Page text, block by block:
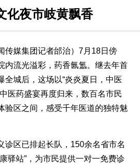
化夜市岐黄飘香
传媒集团记者邰治）7月18日傍
内流光溢彩，药香氤氲。继去年首
全城后，这场以“炎炎夏日，中医
医药盛宴再度归来，数百名市民
验区之间，感受千年医道的独特魅
诊区已排起长队，150余名省市名
驿站”，为市民提供一对一免费诊